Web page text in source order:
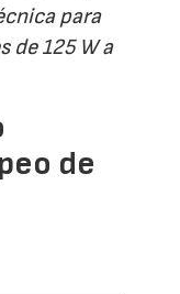
para
de 125 W a
de